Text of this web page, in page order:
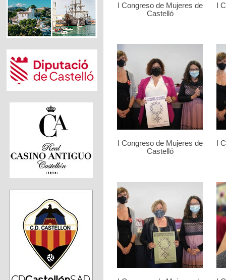
I Congreso de Mujeres de
Castelló
I
I Congreso de Mujeres de
Castelló
I